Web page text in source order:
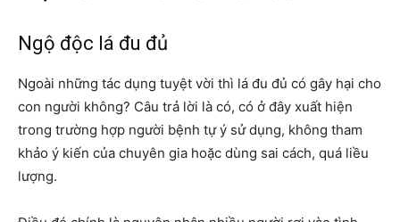
Ngộ độc lá đu đủ
Ngoài những tác dụng tuyệt vời thì lá đu đủ có gây hại cho
con người không? Câu trả lời là có, có ở đây xuất hiện
trong trường hợp người bệnh tự ý sử dụng, không tham
khảo ý kiến của chuyên gia hoặc dùng sai cách, quá liều
lượng.